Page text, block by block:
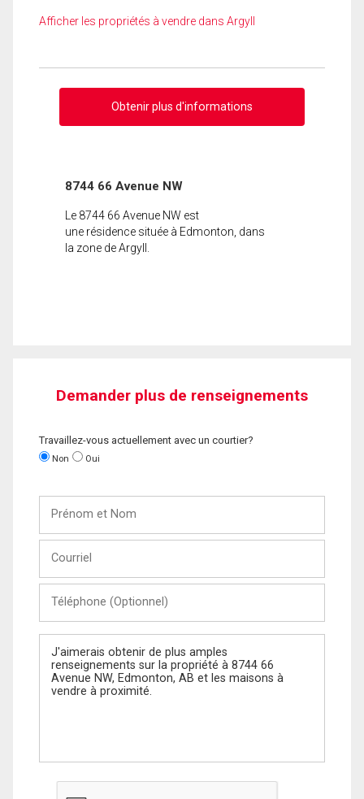
Afficher les propriétés à vendre dans Argyll
Obtenir plus d'informations
8744 66 Avenue NW
Le 8744 66 Avenue NW est
une résidence située à Edmonton, dans
la zone de Argyll.
Demander plus de renseignements
Travaillez-vous actuellement avec un courtier?
Non Oui
Nom
(Optionnel)
Message